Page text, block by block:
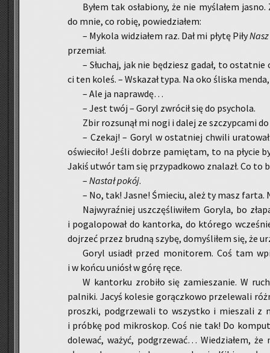
Byłem tak osła­bio­ny, że nie my­śla­łem
do mnie, co robię, po­wie­dzia­łem:
– My­ko­la wi­dzia­łem raz. Dał mi płytę Piły
prze­miał.
– Słu­chaj, jak nie bę­dziesz gadał, to
ci ten koleś. – Wska­zał typa. Na oko śli­ska
– Ale ja na­praw­dę…
– Jest twój – Goryl zwró­cił się do psy­cho­la.
Zbir roz­su­nął mi nogi i dalej ze szczyp­ca­mi
– Cze­kaj! – Goryl w ostat­niej chwi­li
oświe­ci­ło! Jeśli do­brze pa­mię­tam, to na pły­cie
Jakiś utwór tam się przy­pad­ko­wo zna­lazł. Co to
– Na­stał pokój.
– No, tak! Jasne! Śmie­ciu, ależ ty masz farta.
Naj­wy­raź­niej uszczę­śli­wi­łem Go­ry­la, bo
i po­ga­lo­po­wał do kan­tor­ka, do któ­re­go
doj­rzeć przez brud­ną szybę, do­my­śli­łem się, że
Goryl usiadł przed mo­ni­to­rem. Coś tam
i w końcu uniósł w górę ręce.
W kan­tor­ku zro­bi­ło się za­mie­sza­nie. W
pal­ni­ki. Jacyś ko­le­sie go­rącz­ko­wo prze­le­wa­li
prosz­ki, pod­grze­wa­li to wszyst­ko i mie­sza­li z
i prób­kę pod mi­kro­skop. Coś nie tak! Do
do­le­wać, ważyć, pod­grze­wać… Wie­dzia­łem,